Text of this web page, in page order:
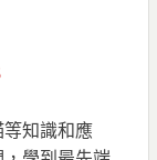
知識和應